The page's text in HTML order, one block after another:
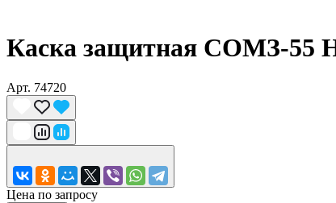
Каска защитная СОМЗ-55
Арт. 74720
Цена по запросу